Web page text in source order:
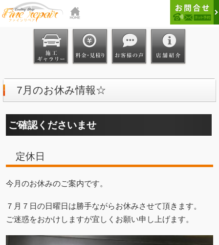
7月のお休み情報☆
ご確認くださいませ
定休日
今月のお休みのご案内です。
７月７日の日曜日は勝手ながらお休みさせて頂きます。
ご迷惑をおかけしますが宜しくお願い申し上げます。